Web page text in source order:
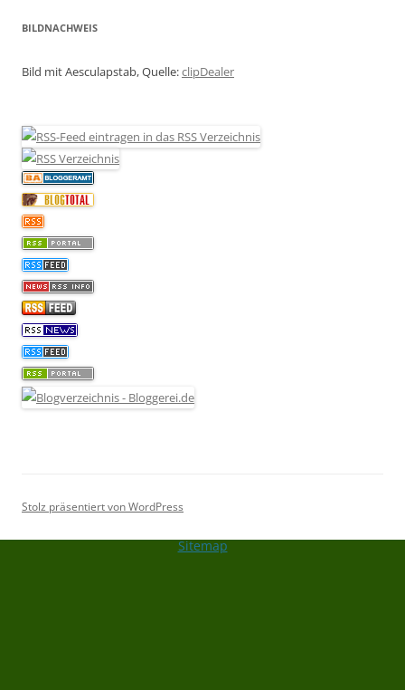
BILDNACHWEIS
Bild mit Aesculapstab, Quelle:clipDealer
Stolz präsentiert von WordPress
Sitemap